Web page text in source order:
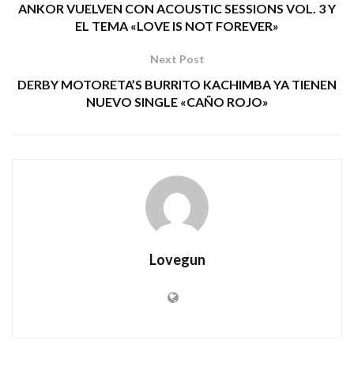
ANKOR VUELVEN CON ACOUSTIC SESSIONS VOL. 3 Y
EL TEMA «LOVE IS NOT FOREVER»
Next Post
DERBY MOTORETA’S BURRITO KACHIMBA YA TIENEN
NUEVO SINGLE «CAÑO ROJO»
Lovegun